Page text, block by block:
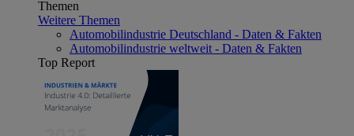
Themen
Weitere Themen
Automobilindustrie Deutschland - Daten & Fakten
Automobilindustrie weltweit - Daten & Fakten
Top Report